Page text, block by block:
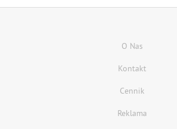
O Nas
Kontakt
Cennik
Reklama